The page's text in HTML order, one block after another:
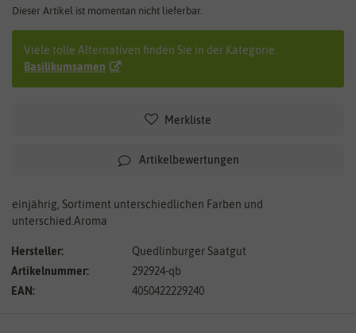
Dieser Artikel ist momentan nicht lieferbar.
Viele tolle Alternativen finden Sie in der Kategorie:
Basilikumsamen
Merkliste
Artikelbewertungen
einjährig, Sortiment unterschiedlichen Farben und
unterschied.Aroma
Hersteller:
Quedlinburger Saatgut
Artikelnummer:
292924-qb
EAN:
4050422229240